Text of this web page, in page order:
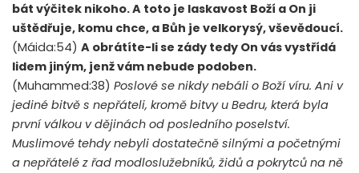
bát výčitek nikoho. A toto je laskavost Boží a On ji
uštědřuje, komu chce, a Bůh je velkorysý, vševědoucí.
(Máida:54) A obrátíte-li se zády tedy On vás vystřídá
lidem jiným, jenž vám nebude podoben.
(Muhammed:38) Poslové se nikdy nebáli o Boží víru. Ani v
jediné bitvě s nepřáteli, kromě bitvy u Bedru, která byla
první válkou v dějinách od posledního poselství.
Muslimové tehdy nebyli dostatečně silnými a početnými
a nepřátelé z řad modloslužebníků, židů a pokrytců na ně